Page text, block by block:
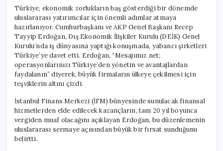
Muafiyeti!
için
Türkiye, ekonomik zorlukların baş gösterdiği bir dönemde
uluslararası yatırımcılar için önemli adımlar atmaya
hazırlanıyor. Cumhurbaşkanı ve AKP Genel Başkanı Recep
Tayyip Erdoğan, Dış Ekonomik İlişkiler Kurulu (DEİK) Genel
Kurulu’nda iş dünyasına yaptığı konuşmada, yabancı şirketleri
Türkiye’ye davet etti. Erdoğan, “Mesajımız net;
operasyonlarınızı Türkiye’den yönetin ve avantajlardan
faydalanın” diyerek, büyük firmaların ülkeye çekilmesi için
teşviklerin altını çizdi.
İstanbul Finans Merkezi (İFM) bünyesinde sunulacak finansal
hizmetlerden elde edilecek kazançların, tam 20 yıl boyunca
vergiden muaf olacağını açıklayan Erdoğan, bu düzenlemenin
uluslararası sermaye açısından büyük bir fırsat sunduğunu
belirtti.